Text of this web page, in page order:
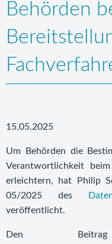
Behörden
15.05.2025
Um Behörden die
Verantwortlichkeit
erleichtern, hat Philip
05/2025 des
veröffentlicht.
Den